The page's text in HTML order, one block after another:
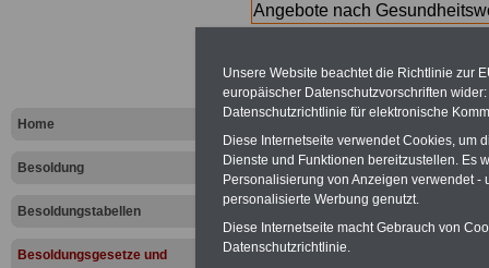
Home
Besoldung
Besoldungstabellen
Besoldungsgesetze und
Angebote nach
Landes
Unsere Website beachtet die Richtlinie zur
europäischer Datenschutzvorschriften
Datenschutzrichtlinie für elektronische
Diese Internetseite verwendet Cookies, um
Dienste und Funktionen bereitzustellen. Es
Personalisierung von Anzeigen verwendet
personalisierte Werbung genutzt.
Diese Internetseite macht Gebrauch von
Datenschutzrichtlinie.